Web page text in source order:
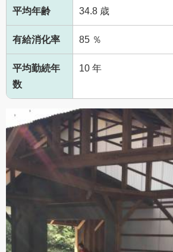
平均年齢 34.8 歳
有給消化率 85 ％
平均勤続年
数
10 年